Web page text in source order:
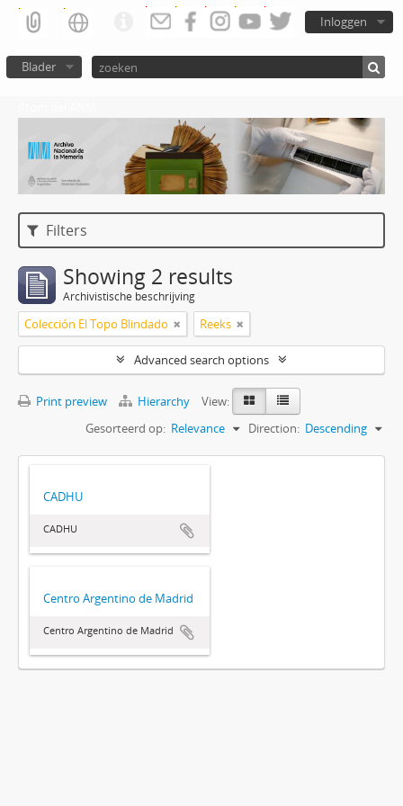
Inloggen
Blader
Filters
Showing 2 results
Archivistische beschrijving
Colección El Topo Blindado Reeks
Advanced search options
Print preview Hierarchy
View:
Gesorteerd op: Relevance Direction: Descending
CADHU
CADHU
Centro Argentino de Madrid
Centro Argentino de Madrid